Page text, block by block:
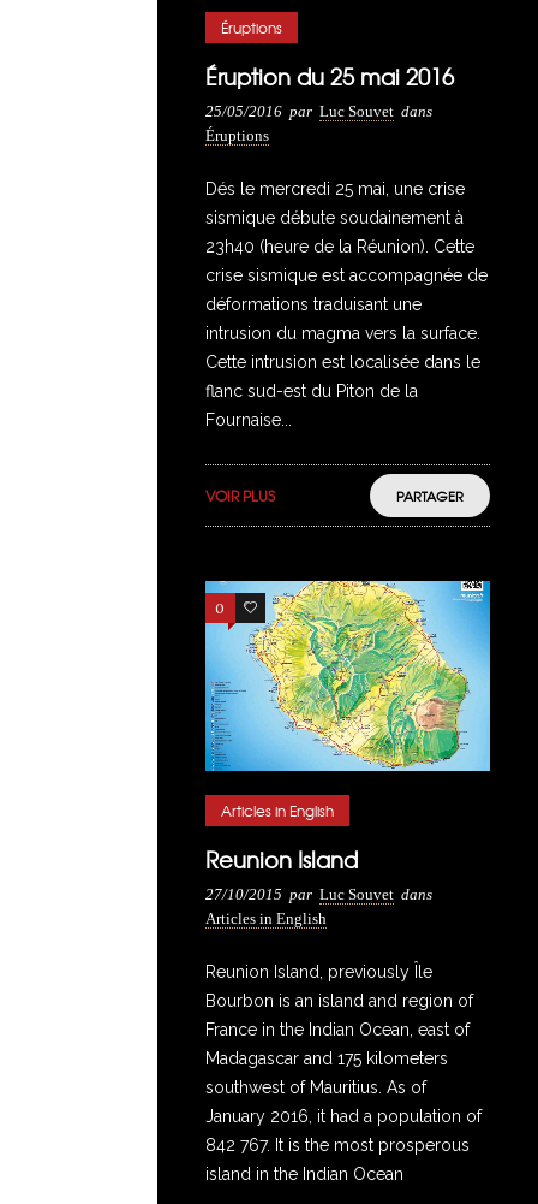
Éruptions
Éruption du 25 mai 2016
25/05/2016 par Luc Souvet dans
Éruptions
Dés le mercredi 25 mai, une crise
sismique débute soudainement à
23h40 (heure de la Réunion). Cette
crise sismique est accompagnée de
déformations traduisant une
intrusion du magma vers la surface.
Cette intrusion est localisée dans le
flanc sud-est du Piton de la
Fournaise...
VOIR PLUS PARTAGER
0 0
Articles in English
Reunion Island
27/10/2015 par Luc Souvet dans
Articles in English
Reunion Island, previously Île
Bourbon is an island and region of
France in the Indian Ocean, east of
Madagascar and 175 kilometers
southwest of Mauritius. As of
January 2016, it had a population of
842 767. It is the most prosperous
island in the Indian Ocean